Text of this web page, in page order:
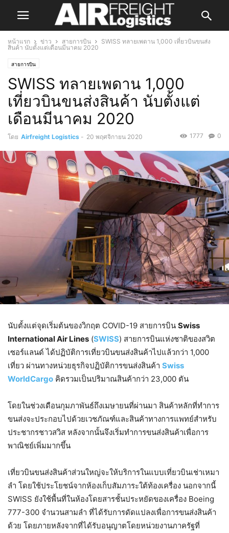
หน้าแรก ข่าว สายการบิน
SWISS ทลายเพดาน 1,000 เที่ยวบินขนส่ง
สินค้า นับตั้งแต่เดือนมีนาคม 2020
สายการบิน
SWISS ทลายเพดาน 1,000
เที่ยวบินขนส่งสินค้า นับตั้งแต่
เดือนมีนาคม 2020
โดย Airfreight Logistics - 20 พฤศจิกายน 2020 0
1777
นับตั้งแต่จุดเริ่มต้นของวิกฤต COVID-19 สายการบิน Swiss
International Air Lines (SWISS) สายการบินแห่งชาติของสวิต
เซอร์แลนด์ ได้ปฏิบัติการเที่ยวบินขนส่งสินค้าไปแล้วกว่า 1,000
เที่ยว ผ่านทางหน่วยธุรกิจปฏิบัติการขนส่งสินค้า Swiss
WorldCargo คิดรวมเป็นปริมาณสินค้ากว่า 23,000 ตัน
โดยในช่วงเดือนกุมภาพันธ์ถึงเมษายนที่ผ่านมา สินค้าหลักที่ทำการ
ขนส่งจะประกอบไปด้วยเวชภัณฑ์และสินค้าทางการแพทย์สำหรับ
ประชากรชาวสวิส หลังจากนั้นจึงเริ่มทำการขนส่งสินค้าเพื่อการ
พาณิชย์เพิ่มมากขึ้น
เที่ยวบินขนส่งสินค้าส่วนใหญ่จะให้บริการในแบบเที่ยวบินเช่าเหมา
ลำ โดยใช้ประโยชน์จากห้องเก็บสัมภาระใต้ท้องเครื่อง นอกจากนี้
SWISS ยังใช้พื้นที่ในห้องโดยสารชั้นประหยัดของเครื่อง Boeing
777-300 จำนวนสามลำ ที่ได้รับการดัดแปลงเพื่อการขนส่งสินค้า
ด้วย โดยภายหลังจากที่ได้รับอนุญาตโดยหน่วยงานภาครัฐที่